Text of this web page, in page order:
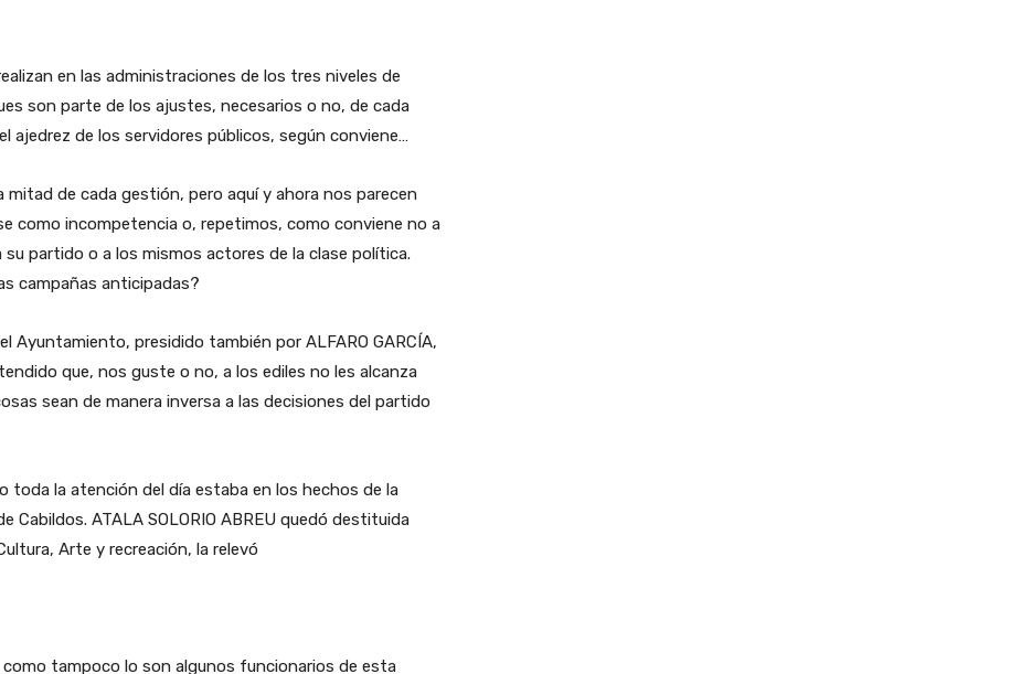
en las administraciones de los tres niveles de
son parte de los ajustes, necesarios o no, de cada
ajedrez de los servidores públicos, según conviene…
de cada gestión, pero aquí y ahora nos parecen
como incompetencia o, repetimos, como conviene no a
partido o a los mismos actores de la clase política.
campañas anticipadas?
Ayuntamiento, presidido también por ALFARO GARCÍA,
que, nos guste o no, a los ediles no les alcanza
sean de manera inversa a las decisiones del partido
toda la atención del día estaba en los hechos de la
Cabildos. ATALA SOLORIO ABREU quedó destituida
Arte y recreación, la relevó
como tampoco lo son algunos funcionarios de esta